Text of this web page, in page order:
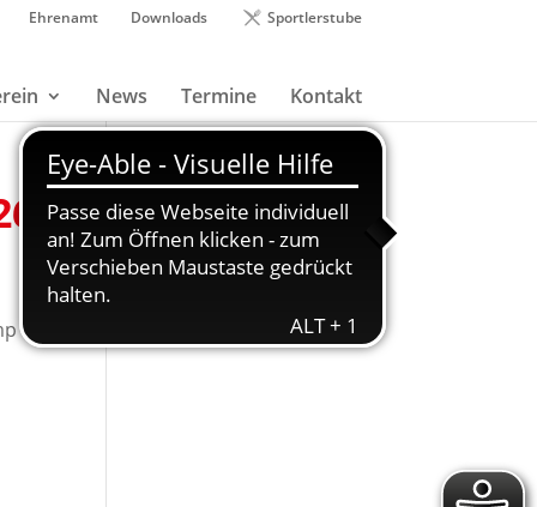
Ehrenamt Downloads Sportlerstube
News Termine Kontakt